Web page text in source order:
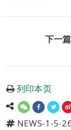
下一篇
列印本页
NEWS-1-5-